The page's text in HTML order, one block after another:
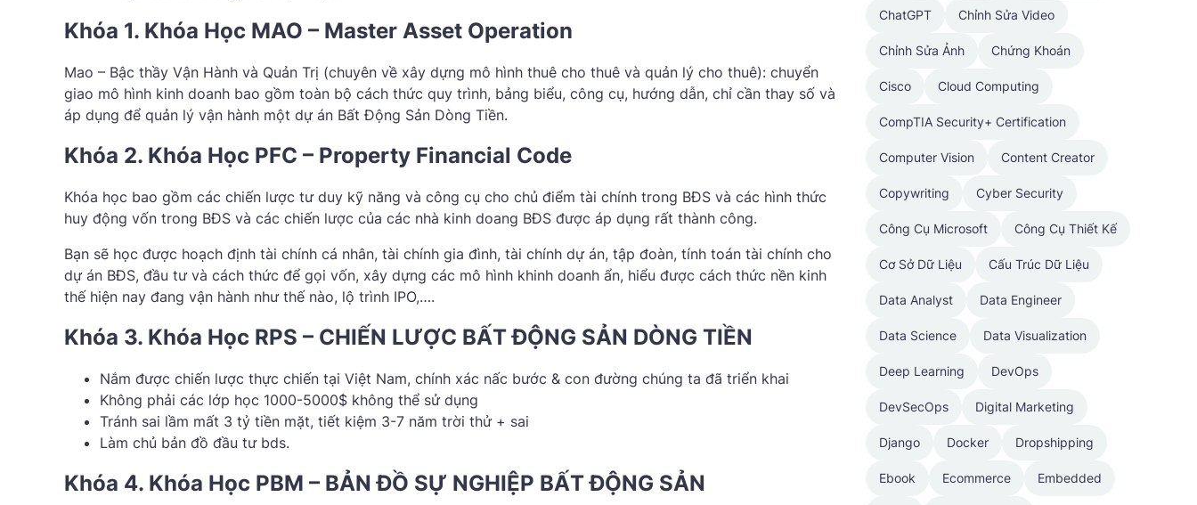
Khóa 1. Khóa Học MAO – Master Asset Operation
Mao – Bậc thầy Vận Hành và Quản Trị (chuyên về xây dựng mô hình thuê cho thuê và quản lý cho thuê): chuyển
giao mô hình kinh doanh bao gồm toàn bộ cách thức quy trình, bảng biểu, công cụ, hướng dẫn, chỉ cần thay số và
áp dụng để quản lý vận hành một dự án Bất Động Sản Dòng Tiền.
Khóa 2. Khóa Học PFC – Property Financial Code
Khóa học bao gồm các chiến lược tư duy kỹ năng và công cụ cho chủ điểm tài chính trong BĐS và các hình thức
huy động vốn trong BĐS và các chiến lược của các nhà kinh doang BĐS được áp dụng rất thành công.
Bạn sẽ học được hoạch định tài chính cá nhân, tài chính gia đình, tài chính dự án, tập đoàn, tính toán tài chính cho
dự án BĐS, đầu tư và cách thức để gọi vốn, xây dựng các mô hình khinh doanh ẩn, hiểu được cách thức nền kinh
thế hiện nay đang vận hành như thế nào, lộ trình IPO,….
Khóa 3. Khóa Học RPS – CHIẾN LƯỢC BẤT ĐỘNG SẢN DÒNG TIỀN
Nắm được chiến lược thực chiến tại Việt Nam, chính xác nấc bước & con đường chúng ta đã triển khai
Không phải các lớp học 1000-5000$ không thể sử dụng
Tránh sai lầm mất 3 tỷ tiền mặt, tiết kiệm 3-7 năm trời thử + sai
Làm chủ bản đồ đầu tư bds.
Khóa 4. Khóa Học PBM – BẢN ĐỒ SỰ NGHIỆP BẤT ĐỘNG SẢN
ChatGPT Chỉnh Sửa Video
Chỉnh Sửa Ảnh Chứng Khoán
Cisco Cloud Computing
CompTIA Security+ Certification
Computer Vision Content Creator
Copywriting Cyber Security
Công Cụ Microsoft Công Cụ Thiết Kế
Cơ Sở Dữ Liệu Cấu Trúc Dữ Liệu
Data Analyst Data Engineer
Data Science Data Visualization
Deep Learning DevOps
DevSecOps Digital Marketing
Django Docker Dropshipping
Ebook Ecommerce Embedded